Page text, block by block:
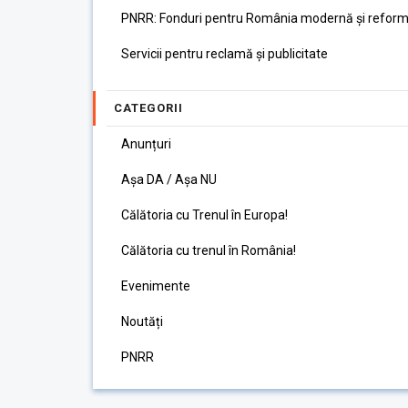
PNRR: Fonduri pentru România modernă și
Servicii pentru reclamă și publicitate
CATEGORII
Anunțuri
Așa DA / Așa NU
Călătoria cu Trenul în Europa!
Călătoria cu trenul în România!
Evenimente
Noutăți
PNRR